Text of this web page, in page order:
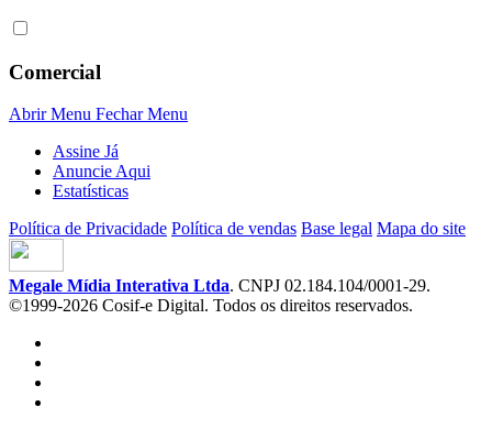
Comercial
Abrir Menu Fechar Menu
Assine Já
Anuncie Aqui
Estatísticas
Política de Privacidade Política de vendas Base legal Mapa do site
Megale Mídia Interativa Ltda. CNPJ 02.184.104/0001-29.
©1999-2026 Cosif-e Digital. Todos os direitos reservados.